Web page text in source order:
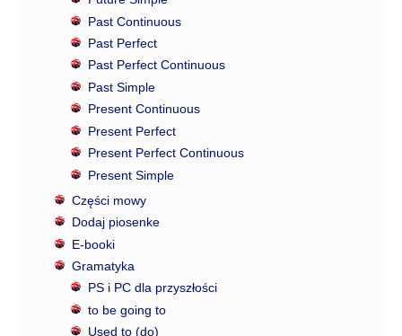
Past Continuous
Past Perfect
Past Perfect Continuous
Past Simple
Present Continuous
Present Perfect
Present Perfect Continuous
Present Simple
Części mowy
Dodaj piosenke
E-booki
Gramatyka
PS i PC dla przyszłości
to be going to
Used to (do)